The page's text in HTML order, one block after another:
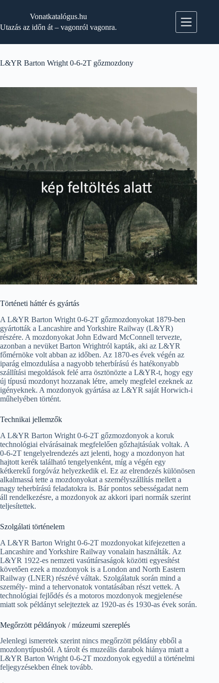
Vonatkatalógus.hu
Utazás az időn át – vagonról vagonra.
L&YR Barton Wright 0-6-2T gőzmozdony
Történeti háttér és gyártás
A L&YR Barton Wright 0-6-2T gőzmozdonyokat 1879-ben
gyártották a Lancashire and Yorkshire Railway (L&YR)
részére. A mozdonyokat John Edward McConnell tervezte,
azonban a nevüket Barton Wrightról kapták, aki az L&YR
főmérnöke volt abban az időben. Az 1870-es évek végén az
iparág elmozdulása a nagyobb teherbírású és hatékonyabb
szállítási megoldások felé arra ösztönözte a L&YR-t, hogy egy
új típusú mozdonyt hozzanak létre, amely megfelel ezeknek az
igényeknek. A mozdonyok gyártása az L&YR saját Horwich-i
műhelyében történt.
Technikai jellemzők
A L&YR Barton Wright 0-6-2T gőzmozdonyok a koruk
technológiai elvárásainak megfelelően gőzhajtásúak voltak. A
0-6-2T tengelyelrendezés azt jelenti, hogy a mozdonyon hat
hajtott kerék található tengelyenként, míg a végén egy
kétkerekű forgóváz helyezkedik el. Ez az elrendezés különösen
alkalmassá tette a mozdonyokat a személyszállítás mellett a
nagy teherbírású feladatokra is. Bár pontos sebességadat nem
áll rendelkezésre, a mozdonyok az akkori ipari normák szerint
teljesítettek.
Szolgálati történelem
A L&YR Barton Wright 0-6-2T mozdonyokat kifejezetten a
Lancashire and Yorkshire Railway vonalain használták. Az
L&YR 1922-es nemzeti vasúttársaságok közötti egyesítést
követően ezek a mozdonyok is a London and North Eastern
Railway (LNER) részévé váltak. Szolgálatuk során mind a
személy- mind a tehervonatok vontatásában részt vettek. A
technológiai fejlődés és a motoros mozdonyok megjelenése
miatt sok példányt selejteztek az 1920-as és 1930-as évek során.
Megőrzött példányok / múzeumi szereplés
Jelenlegi ismeretek szerint nincs megőrzött példány ebből a
mozdonytípusból. A tárolt és muzeális darabok hiánya miatt a
L&YR Barton Wright 0-6-2T mozdonyok egyedül a történelmi
feljegyzésekben élnek tovább.